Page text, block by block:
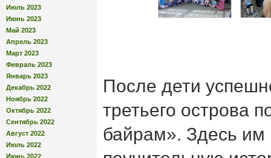
Июль 2023
Июнь 2023
Май 2023
Апрель 2023
Март 2023
Февраль 2023
Январь 2023
Декабрь 2022
Ноябрь 2022
Октябрь 2022
Сентябрь 2022
Август 2022
Июль 2022
Июнь 2022
После дети
третьего острова
байрам». Здесь им